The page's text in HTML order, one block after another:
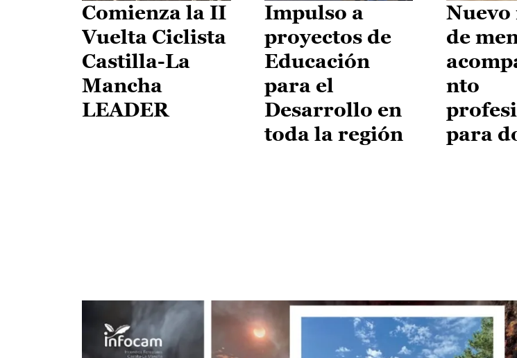
Comienza la II
Vuelta Ciclista
Castilla-La
Mancha
LEADER
Impulso a
proyectos de
Educación
para el
Desarrollo en
toda la región
Nuevo
de
nto
para